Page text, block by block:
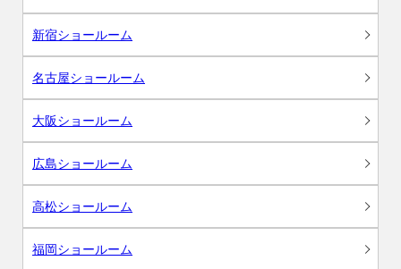
新宿ショールーム
名古屋ショールーム
大阪ショールーム
広島ショールーム
高松ショールーム
福岡ショールーム